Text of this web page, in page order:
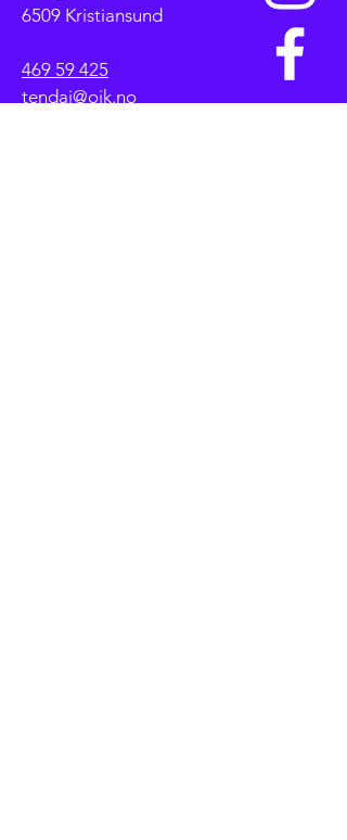
6509 Kristiansund
469 59 425
tendai@oik.no